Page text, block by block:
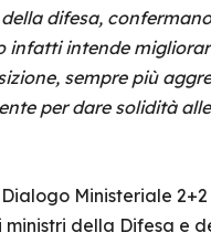
difesa,
infatti intende
sempre più
per dare solidità
Ministeriale
della Difesa e